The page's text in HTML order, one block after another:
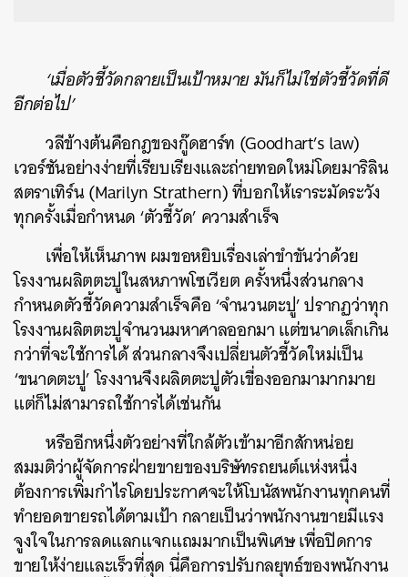
‘เมื่อตัวชี้วัดกลายเป็นเป้าหมาย มันก็ไม่ใช่ตัวชี้วัดที่ดี
อีกต่อไป’
วลีข้างต้นคือกฎของกู๊ดฮาร์ท (Goodhart’s law)
เวอร์ชันอย่างง่ายที่เรียบเรียงและถ่ายทอดใหม่โดยมาริลิน
สตราเทิร์น (Marilyn Strathern) ที่บอกให้เราระมัดระวัง
ทุกครั้งเมื่อกำหนด ‘ตัวชี้วัด’ ความสำเร็จ
เพื่อให้เห็นภาพ ผมขอหยิบเรื่องเล่าขำขันว่าด้วย
โรงงานผลิตตะปูในสหภาพโซเวียต ครั้งหนึ่งส่วนกลาง
กำหนดตัวชี้วัดความสำเร็จคือ ‘จำนวนตะปู’ ปรากฏว่าทุก
โรงงานผลิตตะปูจำนวนมหาศาลออกมา แต่ขนาดเล็กเกิน
กว่าที่จะใช้การได้ ส่วนกลางจึงเปลี่ยนตัวชี้วัดใหม่เป็น
‘ขนาดตะปู’ โรงงานจึงผลิตตะปูตัวเขื่องออกมามากมาย
แต่ก็ไม่สามารถใช้การได้เช่นกัน
หรืออีกหนึ่งตัวอย่างที่ใกล้ตัวเข้ามาอีกสักหน่อย
สมมติว่าผู้จัดการฝ่ายขายของบริษัทรถยนต์แห่งหนึ่ง
ต้องการเพิ่มกำไรโดยประกาศจะให้โบนัสพนักงานทุกคนที่
ทำยอดขายรถได้ตามเป้า กลายเป็นว่าพนักงานขายมีแรง
จูงใจในการลดแลกแจกแถมมากเป็นพิเศษ เพื่อปิดการ
ขายให้ง่ายและเร็วที่สุด นี่คือการปรับกลยุทธ์ของพนักงาน